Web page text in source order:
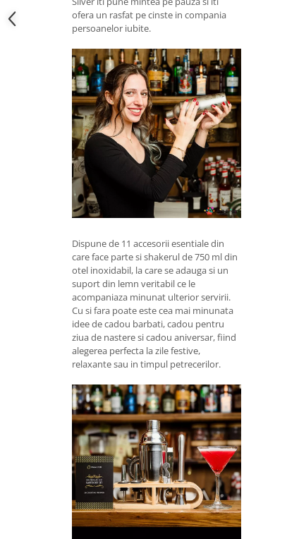
ofera un rasfat pe cinste in compania
persoanelor iubite.
Dispune de 11 accesorii esentiale din
care face parte si shakerul de 750 ml din
otel inoxidabil, la care se adauga si un
suport din lemn veritabil ce le
acompaniaza minunat ulterior servirii.
Cu si fara poate este cea mai minunata
idee de cadou barbati, cadou pentru
ziua de nastere si cadou aniversar, fiind
alegerea perfecta la zile festive,
relaxante sau in timpul petrecerilor.